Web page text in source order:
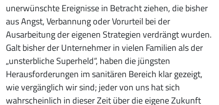
unerwünschte Ereignisse in Betracht ziehen, die bisher
aus Angst, Verbannung oder Vorurteil bei der
Ausarbeitung der eigenen Strategien verdrängt wurden.
Galt bisher der Unternehmer in vielen Familien als der
„unsterbliche Superheld“, haben die jüngsten
Herausforderungen im sanitären Bereich klar gezeigt,
wie vergänglich wir sind; jeder von uns hat sich
wahrscheinlich in dieser Zeit über die eigene Zukunft